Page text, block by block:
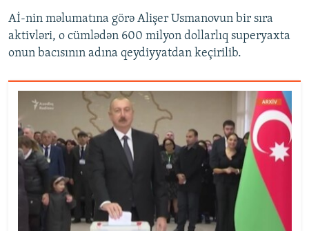
Aİ-nin məlumatına görə Alişer Usmanovun bir sıra
aktivləri, o cümlədən 600 milyon dollarlıq superyaxta
onun bacısının adına qeydiyyatdan keçirilib.